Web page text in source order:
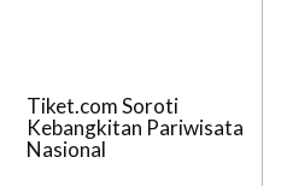
Tiket.com Soroti
Kebangkitan Pariwisata
Nasional